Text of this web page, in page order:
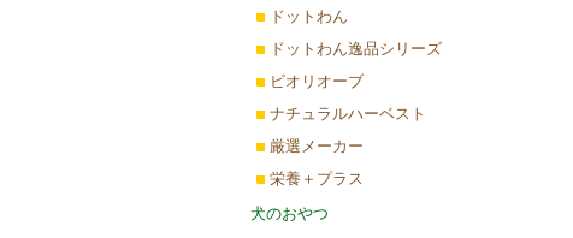
ドットわん
ドットわん逸品シリーズ
ビオリオーブ
ナチュラルハーベスト
厳選メーカー
栄養＋プラス
犬のおやつ